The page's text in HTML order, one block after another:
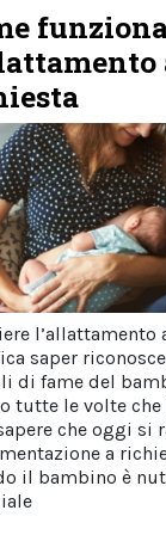
l’allattamento
saper
di fame del
tutte le volte che
che oggi si
a
il bambino è